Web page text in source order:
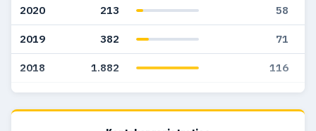
2020 213 58
2019 382 71
2018 1.882 116
2017 847 113